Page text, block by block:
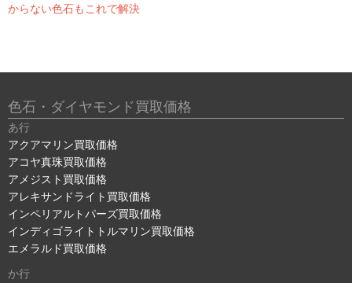
からない色石もこれで解決
色石・ダイヤモンド買取価格
あ行
アクアマリン買取価格
アコヤ真珠買取価格
アメジスト買取価格
アレキサンドライト買取価格
インペリアルトパーズ買取価格
インディゴライトトルマリン買取価格
エメラルド買取価格
か行